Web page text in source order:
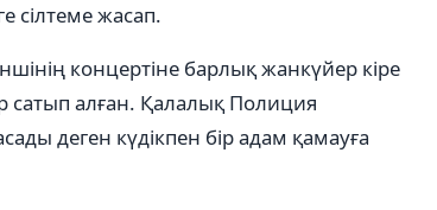
сілтеме жасап.
концертіне барлық жанкүйер кіре
сатып алған. Қалалық Полиция
деген күдікпен бір адам қамауға